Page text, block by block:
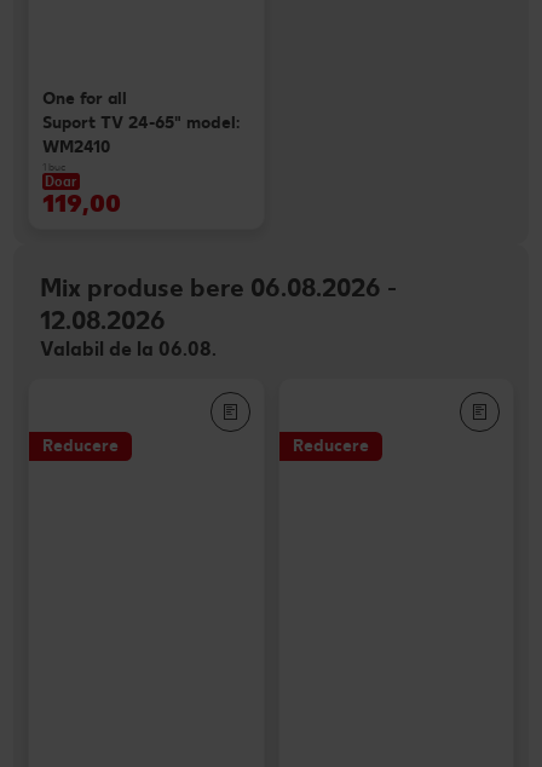
One for all
Suport TV 24-65" model:
WM2410
1 buc
Doar
119,00
Mix produse bere 06.08.2026 -
12.08.2026
Valabil de la 06.08.
Reducere Reducere